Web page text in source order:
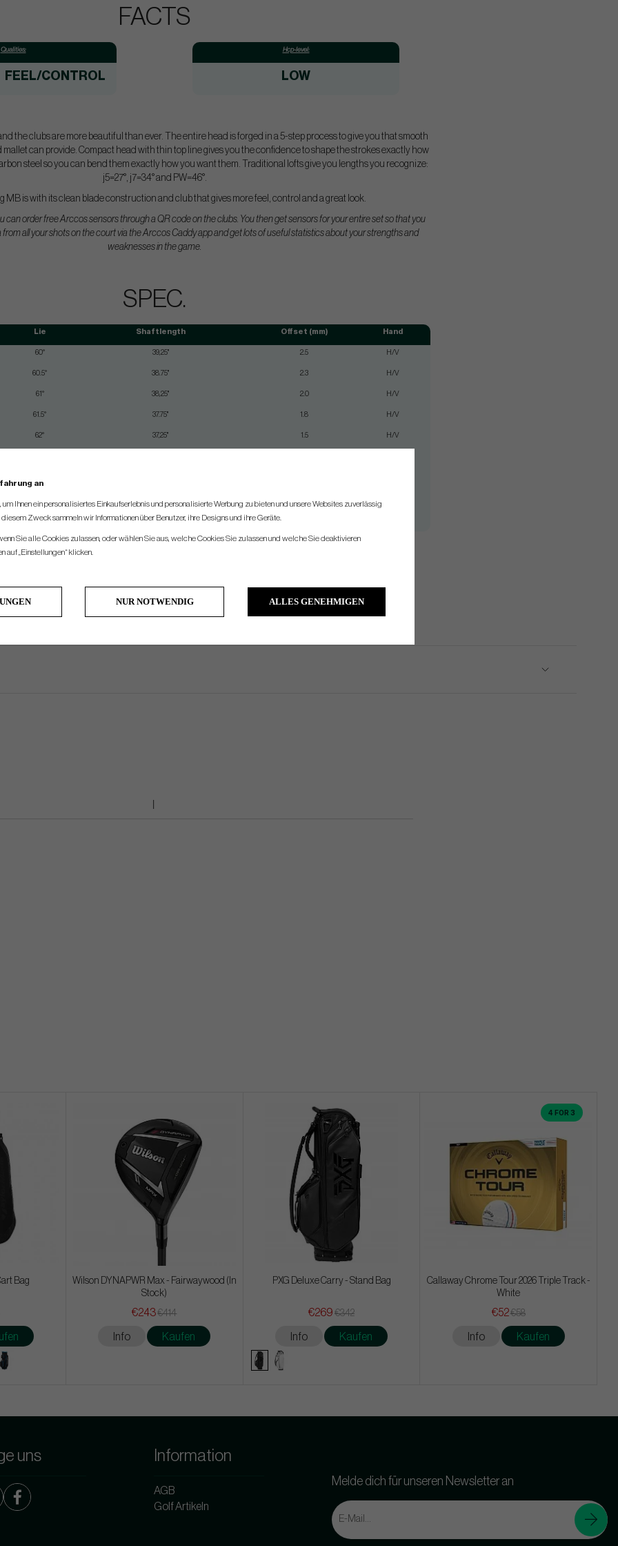
FACTS
Qualities:
FEEL/CONTROL
Hcp-level:
LOW
the clubs are more beautiful than ever. The entire head is forged in a 5-step process to give you that smooth
can provide. Compact head with thin top line gives you the confidence to shape the strokes exactly how
steel so you can bend them exactly how you want them. Traditional lofts give you lengths you recognize:
j5=27°, j7=34° and PW=46°.
MB is with its clean blade construction and club that gives more feel, control and a great look.
can order free Arccos sensors through a QR code on the clubs. You then get sensors for your entire set so that you
all your shots on the court via the Arccos Caddy app and get lots of useful statistics about your strengths and
weaknesses in the game.
SPEC.
Lie Shaftlength Offset (mm) Hand
60° 39,25" 2.5 H/V
60.5° 38.75" 2.3 H/V
61° 38,25" 2.0 H/V
61.5° 37.75" 1.8 H/V
62° 37,25" 1.5 H/V
63.5° 35,75"
Bag
Wilson DYNAPWR Max - Fairwaywood (In
Stock)
€243 €414
Info Kaufen
PXG Deluxe Carry - Stand Bag
€269 €342
Info Kaufen
4 FOR 3
Callaway Chrome Tour 2026 Triple Track -
White
€52€58
Info Kaufen
uns Information
AGB
Golf Artikeln
Melde dich für unseren Newsletter an
an
Ihnen ein personalisiertes Einkaufserlebnis und personalisierte Werbung zu bieten und unsere Websites zuverlässig
Zweck sammeln wir Informationen über Benutzer, ihre Designs und ihre Geräte.
Sie alle Cookies zulassen, oder wählen Sie aus, welche Cookies Sie zulassen und welche Sie deaktivieren
auf „Einstellungen“ klicken.
NUR NOTWENDIG ALLES GENEHMIGEN